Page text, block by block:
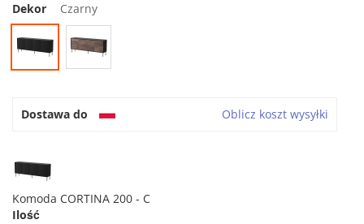
Dekor Czarny
Dostawa do Oblicz koszt wysyłki
Komoda CORTINA 200 - C
Ilość